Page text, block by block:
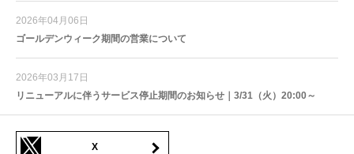
2026年04月06日
ゴールデンウィーク期間の営業について
2026年03月17日
リニューアルに伴うサービス停止期間のお知らせ｜3/31（火）20:00～
X